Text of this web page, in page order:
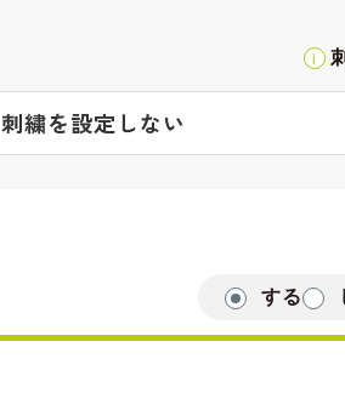
刺繍を設定しない
する